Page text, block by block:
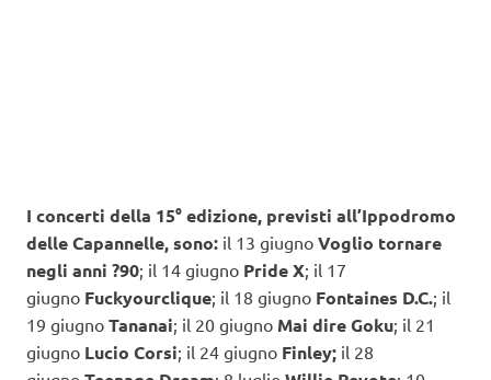
I concerti della 15° edizione, previsti all’Ippodromo
delle Capannelle, sono: il 13 giugno Voglio tornare
negli anni ?90; il 14 giugno Pride X; il 17
giugno Fuckyourclique; il 18 giugno Fontaines D.C.; il
19 giugno Tananai; il 20 giugno Mai dire Goku; il 21
giugno Lucio Corsi; il 24 giugno Finley; il 28